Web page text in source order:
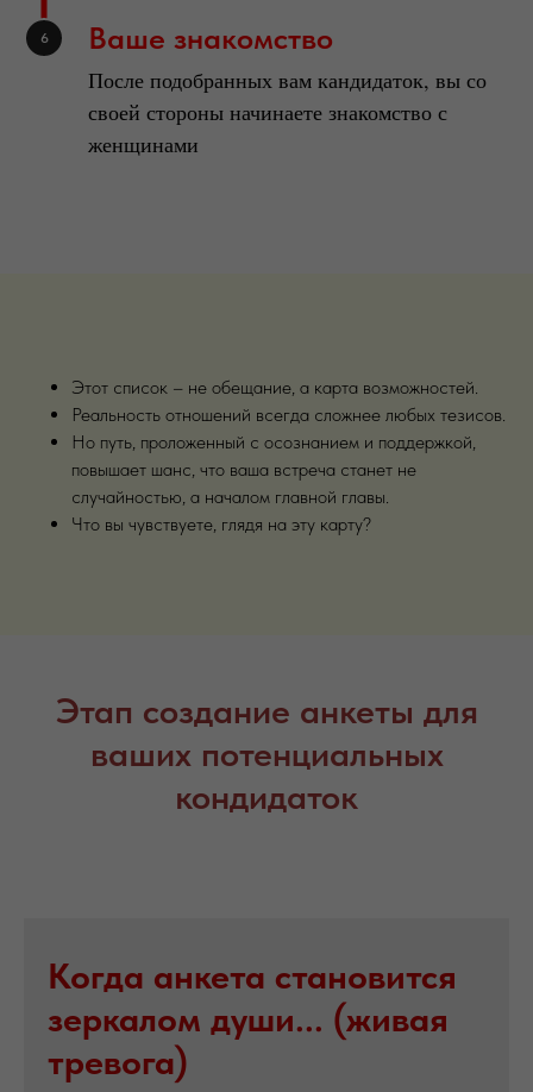
Ваше знакомство
После подобранных вам кандидаток, вы со
своей стороны начинаете знакомство с
женщинами
Этот список – не обещание, а карта возможностей.
Реальность отношений всегда сложнее любых тезисов.
Но путь, проложенный с осознанием и поддержкой,
повышает шанс, что ваша встреча станет не
случайностью, а началом главной главы.
Что вы чувствуете, глядя на эту карту?
Этап создание анкеты для
ваших потенциальных
кондидаток
Когда анкета становится
зеркалом души... (живая
тревога)